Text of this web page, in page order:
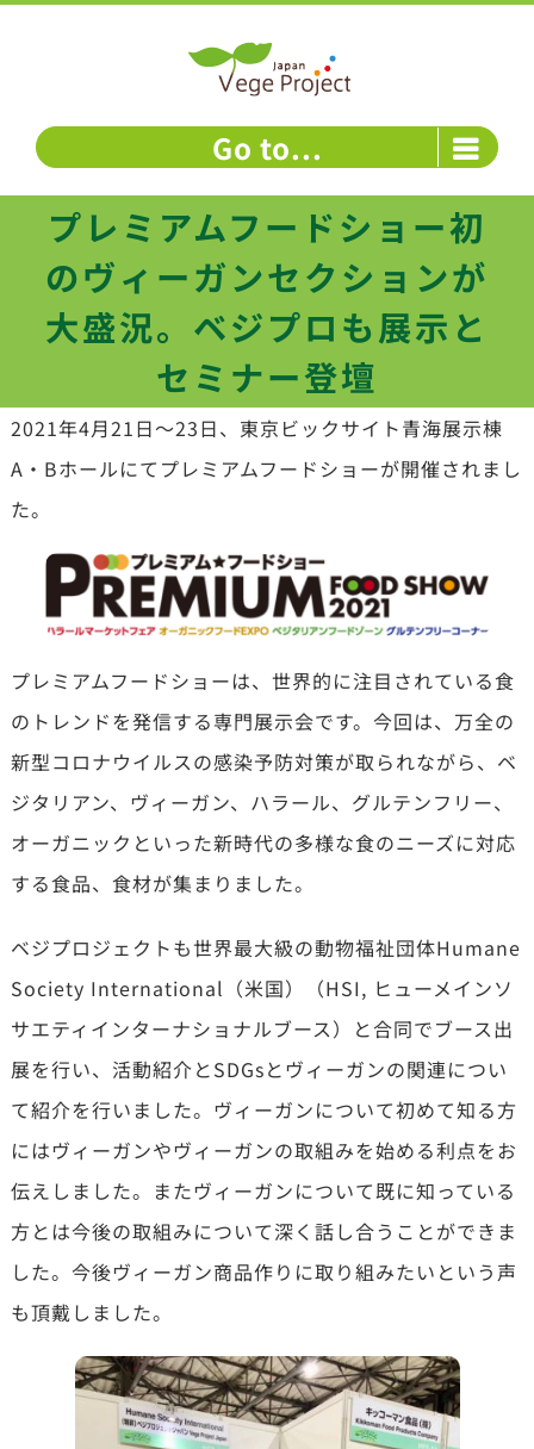
Go to...
プレミアムフードショー初
のヴィーガンセクションが
大盛況。ベジプロも展示と
セミナー登壇
2021年4月21日～23日、東京ビックサイト青海展示棟
A・Bホールにてプレミアムフードショーが開催されまし
た。
プレミアムフードショーは、世界的に注目されている食
のトレンドを発信する専門展示会です。今回は、万全の
新型コロナウイルスの感染予防対策が取られながら、ベ
ジタリアン、ヴィーガン、ハラール、グルテンフリー、
オーガニックといった新時代の多様な食のニーズに対応
する食品、食材が集まりました。
ベジプロジェクトも世界最大級の動物福祉団体Humane
Society International（米国）（HSI, ヒューメインソ
サエティインターナショナルブース）と合同でブース出
展を行い、活動紹介とSDGsとヴィーガンの関連につい
て紹介を行いました。ヴィーガンについて初めて知る方
にはヴィーガンやヴィーガンの取組みを始める利点をお
伝えしました。またヴィーガンについて既に知っている
方とは今後の取組みについて深く話し合うことができま
した。今後ヴィーガン商品作りに取り組みたいという声
も頂戴しました。